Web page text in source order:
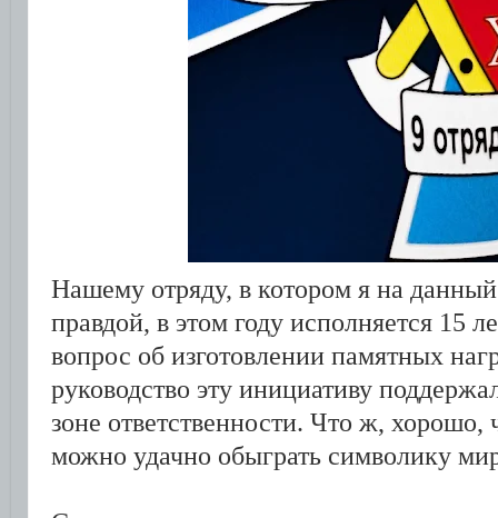
Нашему отряду, в котором я на
правдой, в этом году исполняется 15
вопрос об изготовлении памятных
руководство эту инициативу
зоне ответственности. Что ж, хорошо,
можно удачно обыграть символику